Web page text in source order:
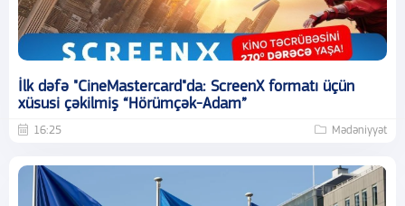
İlk dəfə "CineMastercard"da: ScreenX formatı üçün
xüsusi çəkilmiş “Hörümçək-Adam”
16:25 Mədəniyyət